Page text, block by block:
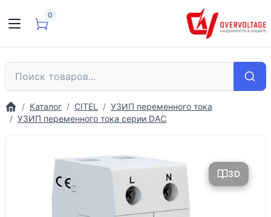
0
Каталог CITEL
УЗИП переменного тока
УЗИП переменного тока серии DAC
3D